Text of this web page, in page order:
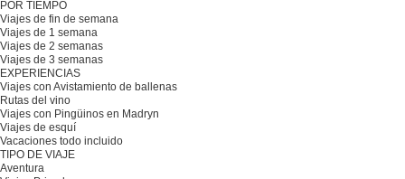
POR TIEMPO
Viajes de fin de semana
Viajes de 1 semana
Viajes de 2 semanas
Viajes de 3 semanas
EXPERIENCIAS
Viajes con Avistamiento de ballenas
Rutas del vino
Viajes con Pingüinos en Madryn
Viajes de esquí
Vacaciones todo incluido
TIPO DE VIAJE
Aventura